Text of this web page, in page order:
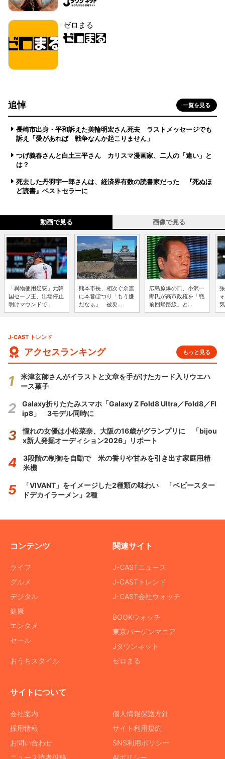
ゼロまる
追悼 一覧を見る
長崎市出身・平和訴えた美輪明宏さん死去 ラストメッセージでも
訴え「愛があれば 戦争なんか起こりません」
つげ義春さんと白土三平さん カリスマ漫画家、二人の「違い」と
は？
死去した丹羽宇一郎さんは、経済界有数の読書家だった 『死ぬほ
ど読書』ベストセラーに
動画で見る 画像で見る
「異物使用疑惑」元韓
国セーブ王、出場停止
明けマウンドで...
熊本市長、相次ぐ余震
に本音ぽつり「もう嫌
だなぁ」 被災...
広島原爆の日、小沢一
郎氏が高市政権を「戦
前回帰路線」と...
J-CAST トレンド
アクセスランキング もっと見る
米津玄師さんがイラストと文章を手がけたカード入りウエハ
ース菓子
Galaxy折りたたみスマホ「Galaxy Z Fold8 Ultra／Fold8／Fl
ip8」 3モデル同時に
憧れの女優は小松菜奈、大阪の16歳がグランプリに 「bijou
x新人発掘オーディション2026」リポート
3段階の制御を自動で 米の香りや甘みを引き出す家庭用精
米機
「VIVANT」をイメージした2種類の味わい 「ベビースター
ドデカイラーメン」2種
コンテンツ
ライフ
グルメ
デジタル
健康
エンタメ
セール
おうちスタイル
関連サイト
J-CASTニュース
J-CASTトレンド
J-CAST会社ウォッチ
BOOKウォッチ
東京バーゲンマニア
Jタウンネット
ゼロまる
サイトについて
会社案内
採用情報
お問い合わせ
ニュース読者投稿
個人情報保護方針
サイト利用規約
SNS利用ポリシー
AIポリシー